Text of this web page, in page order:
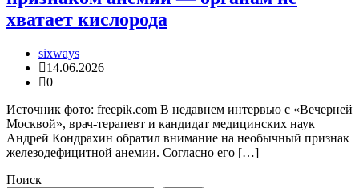
хватает кислорода
sixways
14.06.2026
0
Источник фото: freepik.com В недавнем интервью с «Вечерней
Москвой», врач-терапевт и кандидат медицинских наук
Андрей Кондрахин обратил внимание на необычный признак
железодефицитной анемии. Согласно его […]
Поиск